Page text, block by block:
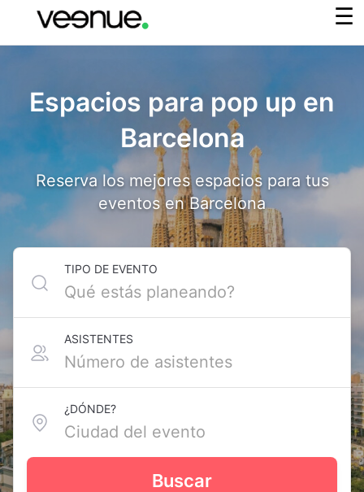
Espacios para pop up en
Barcelona
Reserva los mejores espacios para tus
eventos en Barcelona
TIPO DE EVENTO
ASISTENTES
¿DÓNDE?
Buscar